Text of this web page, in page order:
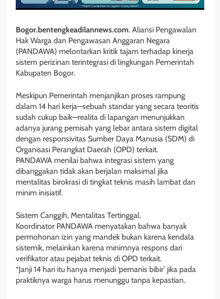
Bogor.bentengkeadilannews.com. Aliansi Pengawalan
Hak Warga dan Pengawasan Anggaran Negara
(PANDAWA) melontarkan kritik tajam terhadap kinerja
sistem perizinan terintegrasi di lingkungan Pemerintah
Kabupaten Bogor.
Meskipun Pemerintah menjanjikan proses rampung
dalam 14 hari kerja—sebuah standar yang secara teoritis
sudah cukup baik—realita di lapangan menunjukkan
adanya jurang pemisah yang lebar antara sistem digital
dengan responsivitas Sumber Daya Manusia (SDM) di
Organisasi Perangkat Daerah (OPD) terkait.
PANDAWA menilai bahwa integrasi sistem yang
dibanggakan tidak akan berjalan maksimal jika
mentalitas birokrasi di tingkat teknis masih lambat dan
minim inisiatif.
Sistem Canggih, Mentalitas Tertinggal.
Koordinator PANDAWA menyatakan bahwa banyak
permohonan izin yang mandek bukan karena kendala
sistemik, melainkan karena minimnya respons dari
verifikator atau pejabat teknis di OPD terkait.
“Janji 14 hari itu hanya menjadi ‘pemanis bibir’ jika pada
praktiknya warga harus menunggu tanpa kepastian.